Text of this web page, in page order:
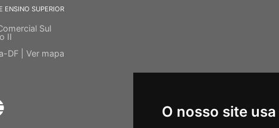
O nosso site
ENSINO SUPERIOR
Sul
II
DF | Ver mapa